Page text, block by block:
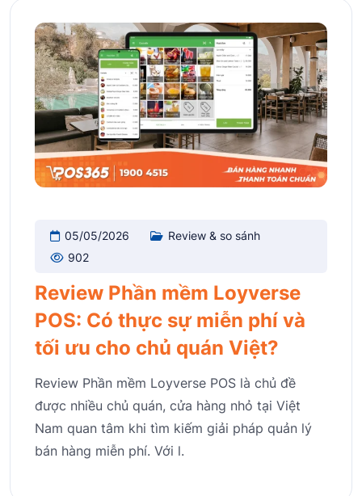
05/05/2026
Review & so sánh
902
Review Phần mềm Loyverse
POS: Có thực sự miễn phí và
tối ưu cho chủ quán Việt?
Review Phần mềm Loyverse POS là chủ đề
được nhiều chủ quán, cửa hàng nhỏ tại Việt
Nam quan tâm khi tìm kiếm giải pháp quản lý
bán hàng miễn phí. Với l.